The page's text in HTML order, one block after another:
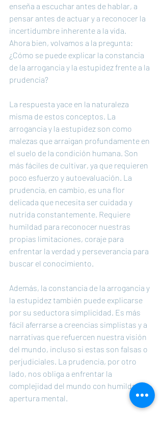
enseña a escuchar antes de hablar, a
pensar antes de actuar y a reconocer la
incertidumbre inherente a la vida.
Ahora bien, volvamos a la pregunta:
¿Cómo se puede explicar la constancia
de la arrogancia y la estupidez frente a la
prudencia?
La respuesta yace en la naturaleza
misma de estos conceptos. La
arrogancia y la estupidez son como
malezas que arraigan profundamente en
el suelo de la condición humana. Son
más fáciles de cultivar, ya que requieren
poco esfuerzo y autoevaluación. La
prudencia, en cambio, es una flor
delicada que necesita ser cuidada y
nutrida constantemente. Requiere
humildad para reconocer nuestras
propias limitaciones, coraje para
enfrentar la verdad y perseverancia para
buscar el conocimiento.
Además, la constancia de la arrogancia y
la estupidez también puede explicarse
por su seductora simplicidad. Es más
fácil aferrarse a creencias simplistas y a
narrativas que refuercen nuestra visión
del mundo, incluso si estas son falsas o
perjudiciales. La prudencia, por otro
lado, nos obliga a enfrentar la
complejidad del mundo con humildad y
apertura mental.